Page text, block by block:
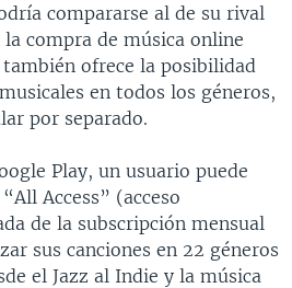
compararse al de su rival
compra de música online
ofrece la posibilidad
en todos los géneros,
por separado.
Play, un usuario puede
Access” (acceso
de la subscripción mensual
sus canciones en 22 géneros
el Jazz al Indie y la música